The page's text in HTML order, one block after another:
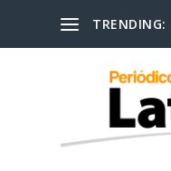
TRENDING: